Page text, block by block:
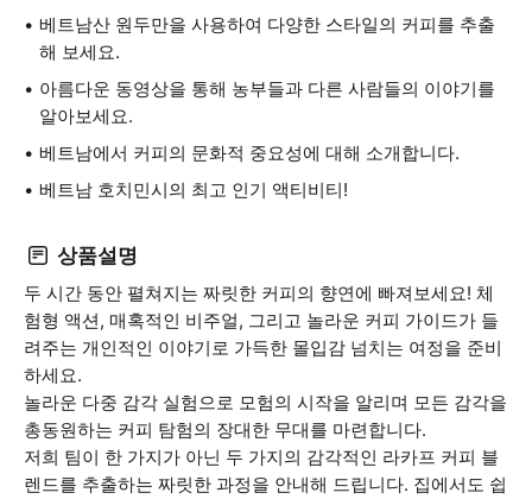
베트남산 원두만을 사용하여 다양한 스타일의 커피를 추출
해 보세요.
아름다운 동영상을 통해 농부들과 다른 사람들의 이야기를
알아보세요.
베트남에서 커피의 문화적 중요성에 대해 소개합니다.
베트남 호치민시의 최고 인기 액티비티!
상품설명
두 시간 동안 펼쳐지는 짜릿한 커피의 향연에 빠져보세요! 체
험형 액션, 매혹적인 비주얼, 그리고 놀라운 커피 가이드가 들
려주는 개인적인 이야기로 가득한 몰입감 넘치는 여정을 준비
하세요.
놀라운 다중 감각 실험으로 모험의 시작을 알리며 모든 감각을
총동원하는 커피 탐험의 장대한 무대를 마련합니다.
저희 팀이 한 가지가 아닌 두 가지의 감각적인 라카프 커피 블
렌드를 추출하는 짜릿한 과정을 안내해 드립니다. 집에서도 쉽